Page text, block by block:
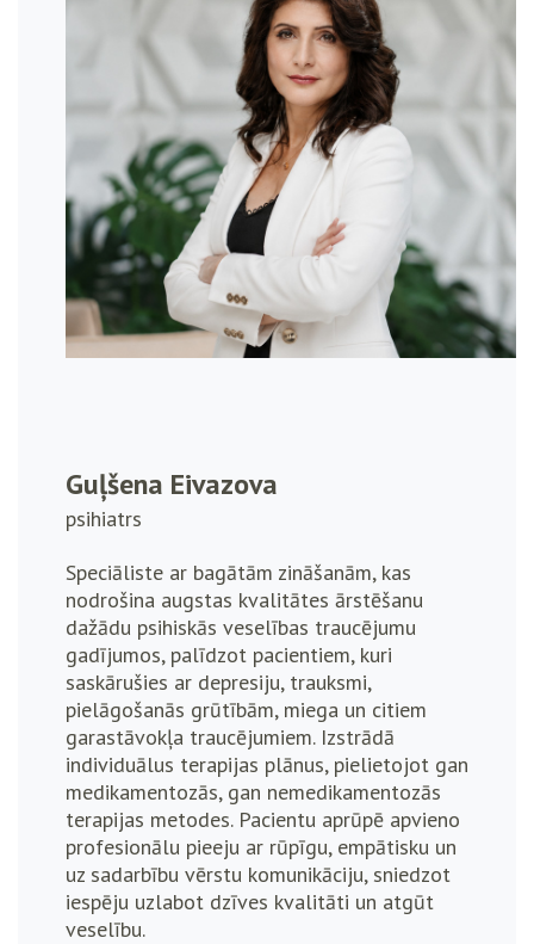
Guļšena Eivazova
psihiatrs
Speciāliste ar bagātām zināšanām, kas
nodrošina augstas kvalitātes ārstēšanu
dažādu psihiskās veselības traucējumu
gadījumos, palīdzot pacientiem, kuri
saskārušies ar depresiju, trauksmi,
pielāgošanās grūtībām, miega un citiem
garastāvokļa traucējumiem. Izstrādā
individuālus terapijas plānus, pielietojot gan
medikamentozās, gan nemedikamentozās
terapijas metodes. Pacientu aprūpē apvieno
profesionālu pieeju ar rūpīgu, empātisku un
uz sadarbību vērstu komunikāciju, sniedzot
iespēju uzlabot dzīves kvalitāti un atgūt
veselību.